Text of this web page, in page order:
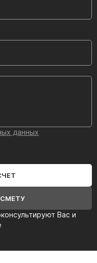
Вас и
данных